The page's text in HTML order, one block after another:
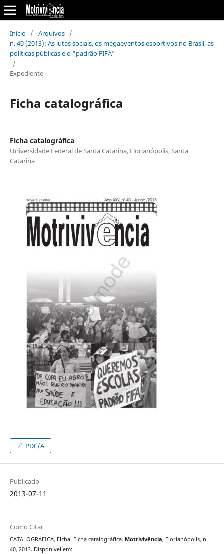
Início / Arquivos /
n. 40 (2013): As lutas sociais, os megaeventos esportivos no Brasil, as
políticas públicas e o “padrão FIFA”
/
Expediente
Ficha catalográfica
Ficha catalográfica
Universidade Federal de Santa Catarina, Florianópolis, Santa
Catarina
PDF/A
Publicado
2013-07-11
Como Citar
CATALOGRÁFICA, Ficha. Ficha catalográfica. Motrivivência, Florianópolis, n.
40, 2013. Disponível em: